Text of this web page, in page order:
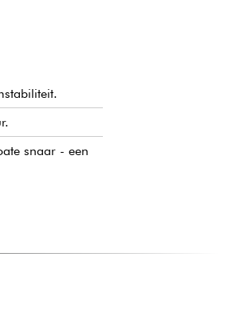
snaar - een